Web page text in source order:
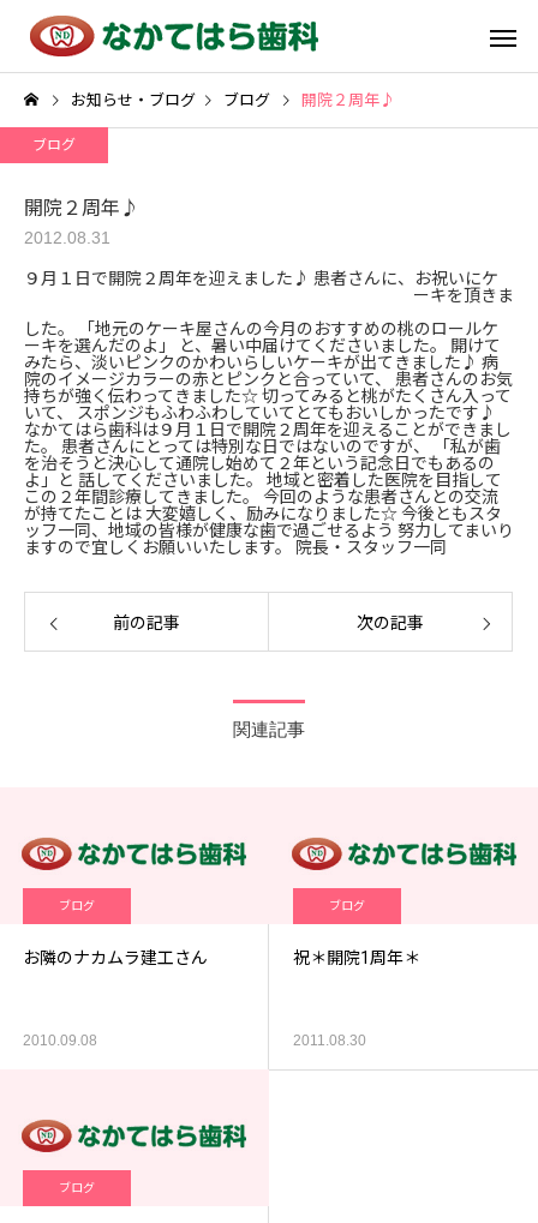
お知らせ・ブログ ブログ 開院２周年♪
ブログ
開院２周年♪
2012.08.31
９月１日で開院２周年を迎えました♪ 患者さんに、お祝いにケ
ーキを頂きま
した。 「地元のケーキ屋さんの今月のおすすめの桃のロールケ
ーキを選んだのよ」 と、暑い中届けてくださいました。 開けて
みたら、淡いピンクのかわいらしいケーキが出てきました♪ 病
院のイメージカラーの赤とピンクと合っていて、 患者さんのお気
持ちが強く伝わってきました☆ 切ってみると桃がたくさん入って
いて、 スポンジもふわふわしていてとてもおいしかったです♪
なかてはら歯科は９月１日で開院２周年を迎えることができまし
た。 患者さんにとっては特別な日ではないのですが、 「私が歯
を治そうと決心して通院し始めて２年という記念日でもあるの
よ」と 話してくださいました。 地域と密着した医院を目指して
この２年間診療してきました。 今回のような患者さんとの交流
が持てたことは 大変嬉しく、励みになりました☆ 今後ともスタ
ッフ一同、地域の皆様が健康な歯で過ごせるよう 努力してまいり
ますので宜しくお願いいたします。 院長・スタッフ一同
前の記事 次の記事
関連記事
ブログ
お隣のナカムラ建工さん
2010.09.08
ブログ
祝＊開院1周年＊
2011.08.30
ブログ